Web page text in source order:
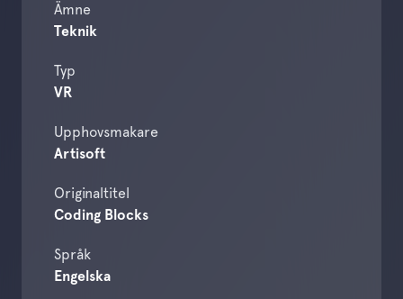
Ämne
Teknik
Typ
VR
Upphovsmakare
Artisoft
Originaltitel
Coding Blocks
Språk
Engelska